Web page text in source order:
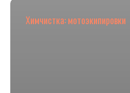
Химчистка: мотоэкипировки